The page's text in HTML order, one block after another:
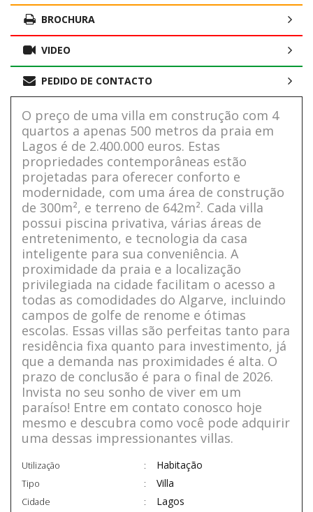
BROCHURA
VIDEO
PEDIDO DE CONTACTO
O preço de uma villa em construção com 4
quartos a apenas 500 metros da praia em
Lagos é de 2.400.000 euros. Estas
propriedades contemporâneas estão
projetadas para oferecer conforto e
modernidade, com uma área de construção
de 300m², e terreno de 642m². Cada villa
possui piscina privativa, várias áreas de
entretenimento, e tecnologia da casa
inteligente para sua conveniência. A
proximidade da praia e a localização
privilegiada na cidade facilitam o acesso a
todas as comodidades do Algarve, incluindo
campos de golfe de renome e ótimas
escolas. Essas villas são perfeitas tanto para
residência fixa quanto para investimento, já
que a demanda nas proximidades é alta. O
prazo de conclusão é para o final de 2026.
Invista no seu sonho de viver em um
paraíso! Entre em contato conosco hoje
mesmo e descubra como você pode adquirir
uma dessas impressionantes villas.
Utilização Habitação
Tipo Villa
Cidade Lagos